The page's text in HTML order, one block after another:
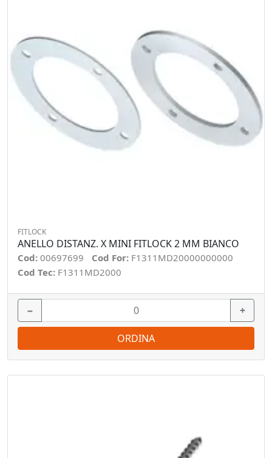
FITLOCK
ANELLO DISTANZ. X MINI FITLOCK 2 MM BIANCO
Cod: 00697699 Cod For: F1311MD20000000000
Cod Tec: F1311MD2000
− +
ORDINA